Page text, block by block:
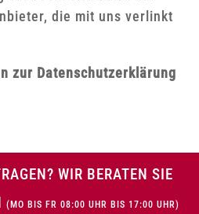
die mit uns verlinkt
zur Datenschutzerklärung
WIR BERATEN SIE
(MO BIS FR 08:00 UHR BIS 17:00 UHR)